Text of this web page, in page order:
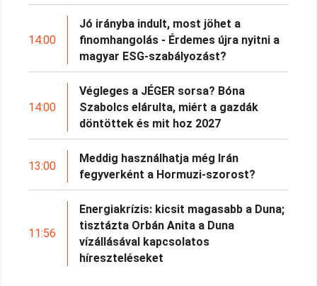
14:00
Jó irányba indult, most jöhet a
finomhangolás - Érdemes újra nyitni a
magyar ESG-szabályozást?
14:00
Végleges a JÉGER sorsa? Bóna
Szabolcs elárulta, miért a gazdák
döntöttek és mit hoz 2027
13:00
Meddig használhatja még Irán
fegyverként a Hormuzi-szorost?
11:56
Energiakrízis: kicsit magasabb a Duna;
tisztázta Orbán Anita a Duna
vízállásával kapcsolatos
híreszteléseket